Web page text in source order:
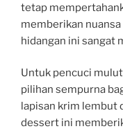
tetap
memberikan
hidangan ini sangat
Untuk pencuci
pilihan sempurna
lapisan krim lembut
dessert ini